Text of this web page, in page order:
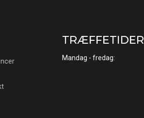
TRÆFFETIDER
Mandag - fredag: